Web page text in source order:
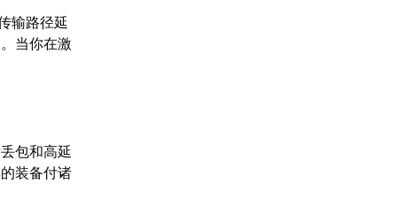
输路径延
当你在激
包和高延
装备付诸